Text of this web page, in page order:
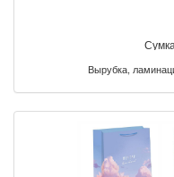
Вырубка,